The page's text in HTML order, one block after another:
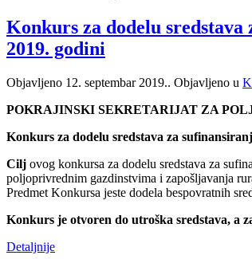
Konkurs za dodelu
2019. godini
Objavljeno 12. septembar 2019.. Objavljeno u
POKRAJINSKI SEKRETARIJAT ZA
Konkurs za dodelu sredstava za
Cilj ovog konkursa za dodelu sredstava za
poljoprivrednim gazdinstvima i zapošljavanja
Predmet Konkursa jeste dodela bespovratnih
Konkurs je otvoren do utroška sredstava, a
Detaljnije